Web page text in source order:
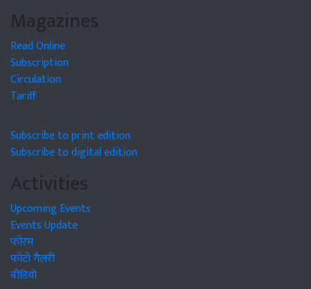
Magazines
Read Online
Subscription
Circulation
Tariff
Subscribe to print edition
Subscribe to digital edition
Activities
Upcoming Events
Events Update
फोरम
फोटो गैलरी
वीडियो